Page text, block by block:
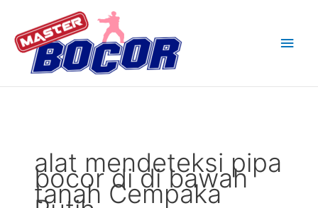
content
alat mendeteksi pipa
bocor di di bawah
tanah Cempaka